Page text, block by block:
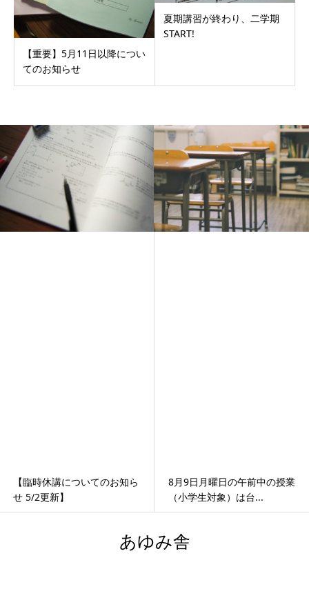
【重要】5月11日以降につい
てのお知らせ
夏期講習が終わり、二学期
START!
【臨時休講についてのお知ら
せ 5/2更新】
8月9日月曜日の午前中の授業
（小学生対象）は台...
あゆみ舎